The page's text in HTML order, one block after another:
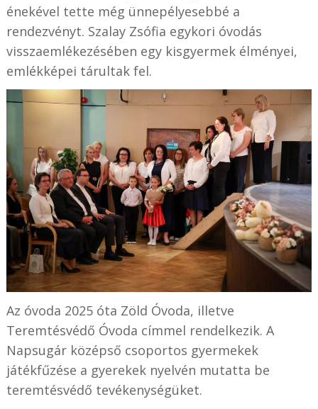
énekével tette még ünnepélyesebbé a
rendezvényt. Szalay Zsófia egykori óvodás
visszaemlékezésében egy kisgyermek élményei,
emlékképei tárultak fel.
Az óvoda 2025 óta Zöld Óvoda, illetve
Teremtésvédő Óvoda címmel rendelkezik. A
Napsugár középső csoportos gyermekek
játékfűzése a gyerekek nyelvén mutatta be
teremtésvédő tevékenységüket.